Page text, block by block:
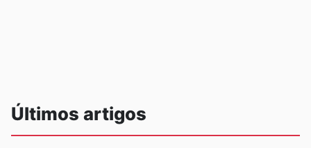
Últimos artigos